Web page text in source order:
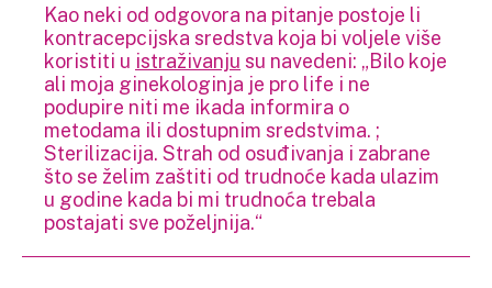
Kao neki od odgovora na pitanje postoje li
kontracepcijska sredstva koja bi voljele više
koristiti u istraživanju su navedeni: „Bilo koje
ali moja ginekologinja je pro life i ne
podupire niti me ikada informira o
metodama ili dostupnim sredstvima. ;
Sterilizacija. Strah od osuđivanja i zabrane
što se želim zaštiti od trudnoće kada ulazim
u godine kada bi mi trudnoća trebala
postajati sve poželjnija.“